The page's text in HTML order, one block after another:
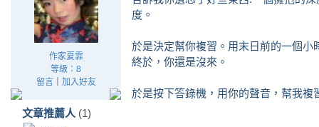
作家夏霏
等級：8
留言｜ 加入好友
文章推薦人 (1)
度。
於是決定幫你複習。用末日前的一個小
終於，你還是沒來。
於是按下答錄機，用你的聲音，幫我複